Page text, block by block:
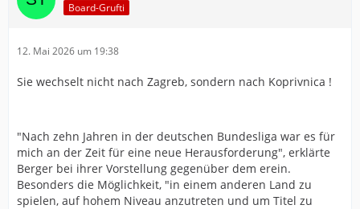
Board-Grufti
12. Mai 2026 um 19:38
Sie wechselt nicht nach Zagreb, sondern nach Koprivnica !
"Nach zehn Jahren in der deutschen Bundesliga war es für
mich an der Zeit für eine neue Herausforderung", erklärte
Berger bei ihrer Vorstellung gegenüber dem erein.
Besonders die Möglichkeit, "in einem anderen Land zu
spielen, auf hohem Niveau anzutreten und um Titel zu